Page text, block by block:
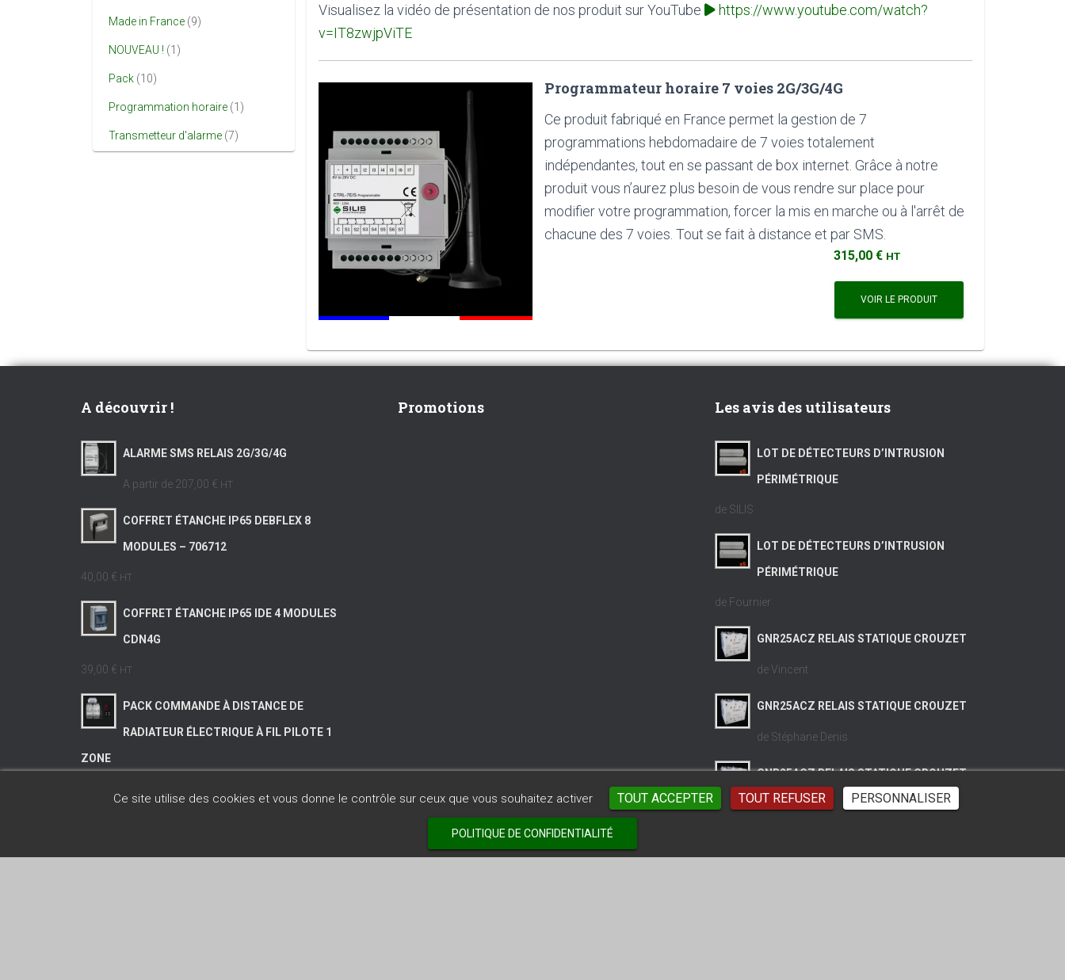
Visualisez la vidéo de présentation de nos produit sur YouTube
https://www.youtube.com/watch?
v=IT8zwjpViTE
Programmateur horaire 7 voies 2G/3G/4G
Ce produit fabriqué en France permet la gestion de 7
programmations hebdomadaire de 7 voies totalement
indépendantes, tout en se passant de box internet. Grâce à notre
produit vous n’aurez plus besoin de vous rendre sur place pour
modifier votre programmation, forcer la mis en marche ou à l'arrêt de
chacune des 7 voies. Tout se fait à distance et par SMS.
315,00 € HT
VOIR LE PRODUIT
Made in France (9)
NOUVEAU ! (1)
Pack (10)
Programmation horaire (1)
Transmetteur d'alarme (7)
A découvrir !
ALARME SMS RELAIS 2G/3G/4G
A partir de 207,00 € HT
COFFRET ÉTANCHE IP65 DEBFLEX 8
MODULES – 706712
40,00 € HT
COFFRET ÉTANCHE IP65 IDE 4 MODULES
CDN4G
39,00 € HT
PACK COMMANDE À DISTANCE DE
RADIATEUR ÉLECTRIQUE À FIL PILOTE 1
ZONE
Promotions Les avis des utilisateurs
LOT DE DÉTECTEURS D’INTRUSION
PÉRIMÉTRIQUE
de SILIS
LOT DE DÉTECTEURS D’INTRUSION
PÉRIMÉTRIQUE
de Fournier
GNR25ACZ RELAIS STATIQUE CROUZET
de Vincent
GNR25ACZ RELAIS STATIQUE CROUZET
de Stéphane Denis
GNR25ACZ RELAIS STATIQUE CROUZET
de Stéphane Denis
Ce site utilise des cookies et vous donne le contrôle sur ceux que vous souhaitez activer TOUT ACCEPTER TOUT REFUSER PERSONNALISER
POLITIQUE DE CONFIDENTIALITÉ